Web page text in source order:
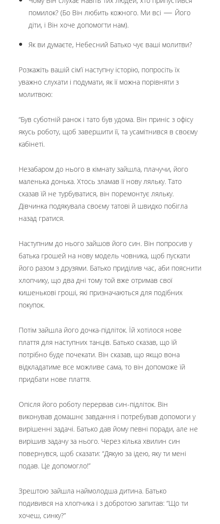
помилок? (Бо Він любить кожного. Ми всі — Його
діти, і Він хоче допомогти нам).
Як ви думаєте, Небесний Батько чує ваші молитви?
Розкажіть вашій сім’ї наступну історію, попросіть їх
уважно слухати і подумати, як її можна порівняти з
молитвою:
“Був суботній ранок і тато був удома. Він приніс з офісу
якусь роботу, щоб завершити її, та усамітнився в своєму
кабінеті.
Незабаром до нього в кімнату зайшла, плачучи, його
маленька донька. Хтось зламав її нову ляльку. Тато
сказав їй не турбуватися, він поремонтує ляльку.
Дівчинка подякувала своєму татові й швидко побігла
назад гратися.
Наступним до нього зайшов його син. Він попросив у
батька грошей на нову модель човника, щоб пускати
його разом з друзями. Батько приділив час, аби пояснити
хлопчику, що два дні тому той вже отримав свої
кишенькові гроші, які призначаються для подібних
покупок.
Потім зайшла його дочка-підліток. Їй хотілося нове
плаття для наступних танців. Батько сказав, що їй
потрібно буде почекати. Він сказав, що якщо вона
відкладатиме все можливе сама, то він допоможе їй
придбати нове плаття.
Опісля його роботу перервав син-підліток. Він
виконував домашнє завдання і потребував допомоги у
вирішенні задачі. Батько дав йому певні поради, але не
вирішив задачу за нього. Через кілька хвилин син
повернувся, щоб сказати: “Дякую за ідею, яку ти мені
подав. Це допомогло!”
Зрештою зайшла наймолодша дитина. Батько
подивився на хлопчика і з добротою запитав: “Що ти
хочеш, синку?”